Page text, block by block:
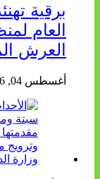
برقية
العام
العرش
أغسطس 04, 2026